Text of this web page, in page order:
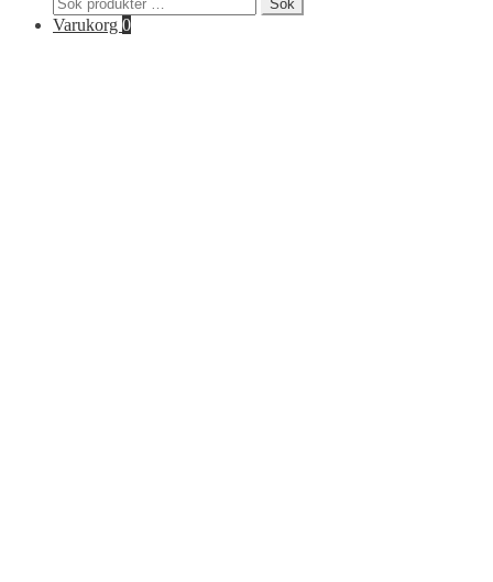
efter:
Sök
Varukorg 0